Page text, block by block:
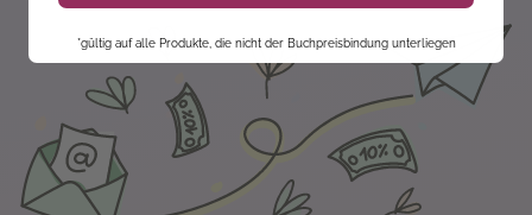
*gültig auf alle Produkte, die nicht der Buchpreisbindung unterliegen